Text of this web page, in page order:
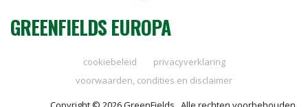
GREENFIELDS EUROPA
cookiebeleid
privacyverklaring
voorwaarden, condities en disclaimer